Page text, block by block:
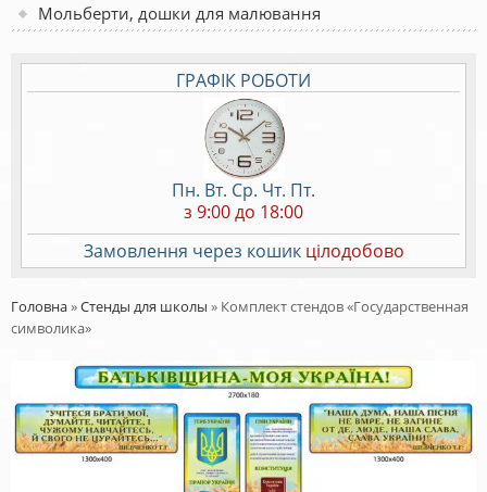
Мольберти, дошки для малювання
ГРАФІК РОБОТИ
Пн. Вт. Ср. Чт. Пт.
з 9:00 до 18:00
Замовлення через кошик цілодобово
Головна»Стенды для школы » Комплект стендов «Государственная
символика»